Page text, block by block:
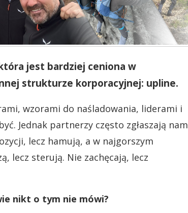
jest bardziej ceniona w
strukturze korporacyjnej: upline.
wzorami do naśladowania, liderami i
Jednak partnerzy często zgłaszają nam
lecz hamują, a w najgorszym
lecz sterują. Nie zachęcają, lecz
nikt o tym nie mówi?